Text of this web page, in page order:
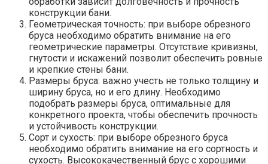
конструкции бани.
Геометрическая точность: при выборе обрезного
бруса необходимо обратить внимание на его
геометрические параметры. Отсутствие кривизны,
гнутости и искажений позволит обеспечить ровные
и крепкие стены бани.
Размеры бруса: важно учесть не только толщину и
ширину бруса, но и его длину. Необходимо
подобрать размеры бруса, оптимальные для
конкретного проекта, чтобы обеспечить прочность
и устойчивость конструкции.
Сорт и сухость: при выборе обрезного бруса
необходимо обратить внимание на его сортность и
сухость. Высококачественный брус с хорошими